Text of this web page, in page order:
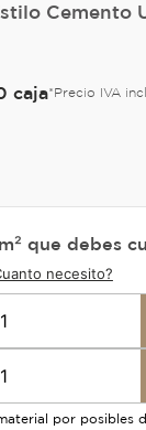
Cemento
caja*Precio IVA
que debes
necesito?
por posibles